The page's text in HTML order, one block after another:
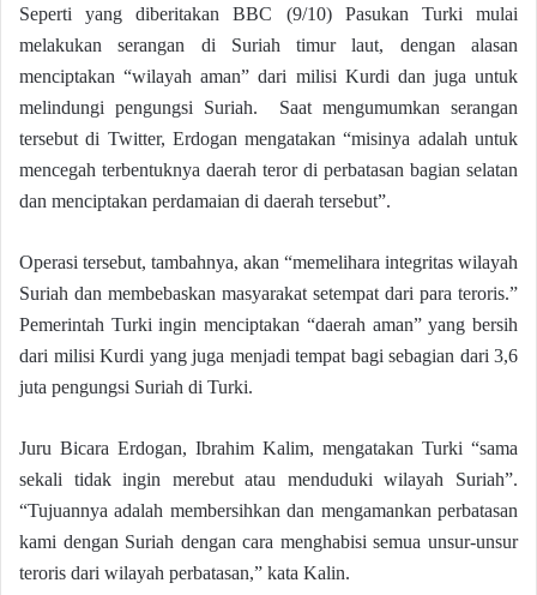
Seperti yang diberitakan BBC (9/10) Pasukan Turki mulai
melakukan serangan di Suriah timur laut, dengan alasan
menciptakan “wilayah aman” dari milisi Kurdi dan juga untuk
melindungi pengungsi Suriah. Saat mengumumkan serangan
tersebut di Twitter, Erdogan mengatakan “misinya adalah untuk
mencegah terbentuknya daerah teror di perbatasan bagian selatan
dan menciptakan perdamaian di daerah tersebut”.
Operasi tersebut, tambahnya, akan “memelihara integritas wilayah
Suriah dan membebaskan masyarakat setempat dari para teroris.”
Pemerintah Turki ingin menciptakan “daerah aman” yang bersih
dari milisi Kurdi yang juga menjadi tempat bagi sebagian dari 3,6
juta pengungsi Suriah di Turki.
Juru Bicara Erdogan, Ibrahim Kalim, mengatakan Turki “sama
sekali tidak ingin merebut atau menduduki wilayah Suriah”.
“Tujuannya adalah membersihkan dan mengamankan perbatasan
kami dengan Suriah dengan cara menghabisi semua unsur-unsur
teroris dari wilayah perbatasan,” kata Kalin.